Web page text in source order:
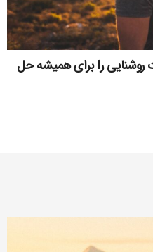
روشنایی را برای همیشه حل